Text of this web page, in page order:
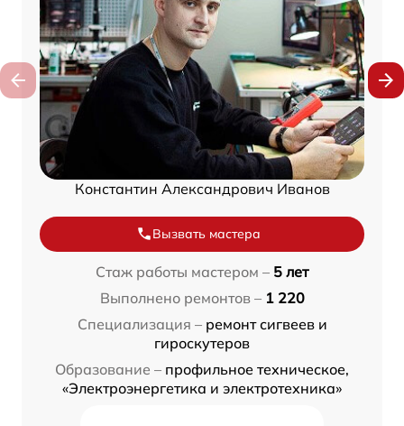
Константин Александрович Иванов
Вызвать мастера
Стаж работы мастером – 5 лет
Выполнено ремонтов – 1 220
Специализация – ремонт сигвеев и
гироскутеров
Образование – профильное техническое,
«Электроэнергетика и электротехника»